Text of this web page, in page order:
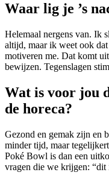
Waar lig je ’s
Helemaal nergens van. Ik
altijd, maar ik weet ook
motiveren me. Dat komt
bewijzen. Tegenslagen
Wat is voor jou
de horeca?
Gezond en gemak zijn en
minder tijd, maar
Poké Bowl is dan een
vragen die we krijgen: “dit